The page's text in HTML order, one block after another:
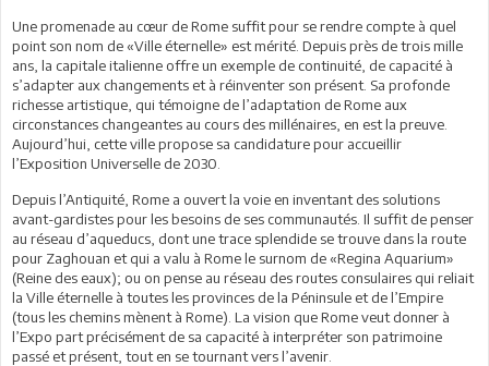
Une promenade au cœur de Rome suffit pour se rendre compte à quel
point son nom de «Ville éternelle» est mérité. Depuis près de trois mille
ans, la capitale italienne offre un exemple de continuité, de capacité à
s’adapter aux changements et à réinventer son présent. Sa profonde
richesse artistique, qui témoigne de l’adaptation de Rome aux
circonstances changeantes au cours des millénaires, en est la preuve.
Aujourd’hui, cette ville propose sa candidature pour accueillir
l’Exposition Universelle de 2030.
Depuis l’Antiquité, Rome a ouvert la voie en inventant des solutions
avant-gardistes pour les besoins de ses communautés. Il suffit de penser
au réseau d’aqueducs, dont une trace splendide se trouve dans la route
pour Zaghouan et qui a valu à Rome le surnom de «Regina Aquarium»
(Reine des eaux); ou on pense au réseau des routes consulaires qui reliait
la Ville éternelle à toutes les provinces de la Péninsule et de l’Empire
(tous les chemins mènent à Rome). La vision que Rome veut donner à
l’Expo part précisément de sa capacité à interpréter son patrimoine
passé et présent, tout en se tournant vers l’avenir.